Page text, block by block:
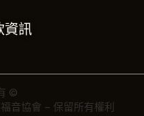
資訊
©
音協會 – 保留所有權利